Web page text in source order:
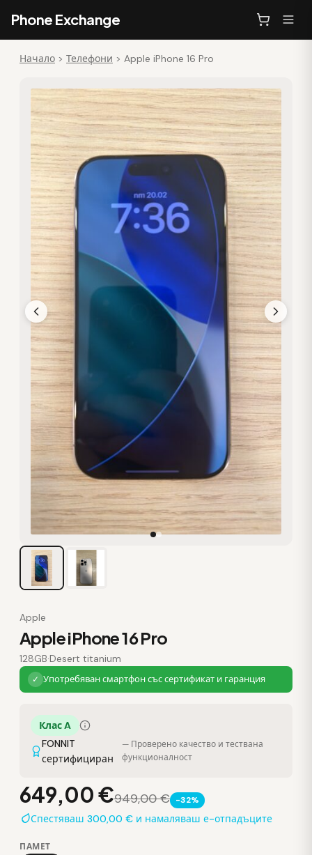
Phone Exchange
Начало > Телефони > Apple iPhone 16 Pro
Apple
Apple iPhone 16 Pro
128GB·Desert titanium
✓ Употребяван смартфон със сертификат и гаранция
Клас A
FONNIT
сертифициран
— Проверено качество и тествана
функционалност
649,00 €949,00 € -32%
Спестяваш 300,00 € и намаляваш е-отпадъците
ПАМЕТ